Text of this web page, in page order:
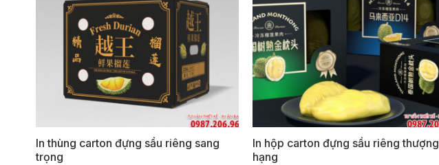
In thùng carton đựng sầu riêng sang
trọng
In hộp carton đựng sầu riêng thượng
hạng